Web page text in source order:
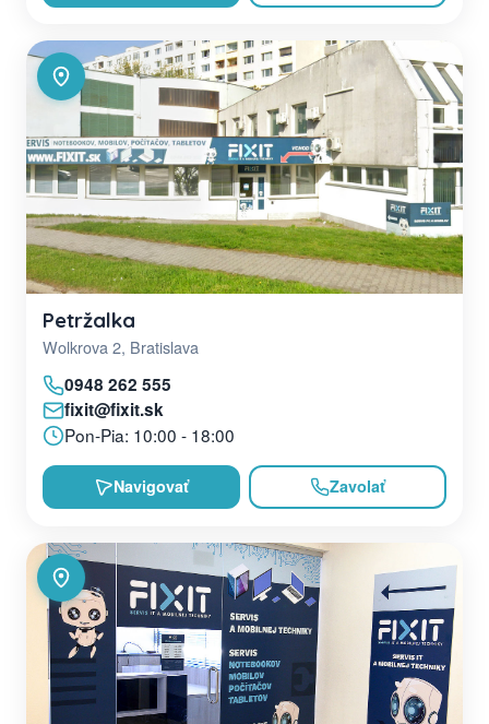
Petržalka
Wolkrova 2, Bratislava
0948 262 555
fixit@fixit.sk
Pon-Pia: 10:00 - 18:00
Navigovať Zavolať